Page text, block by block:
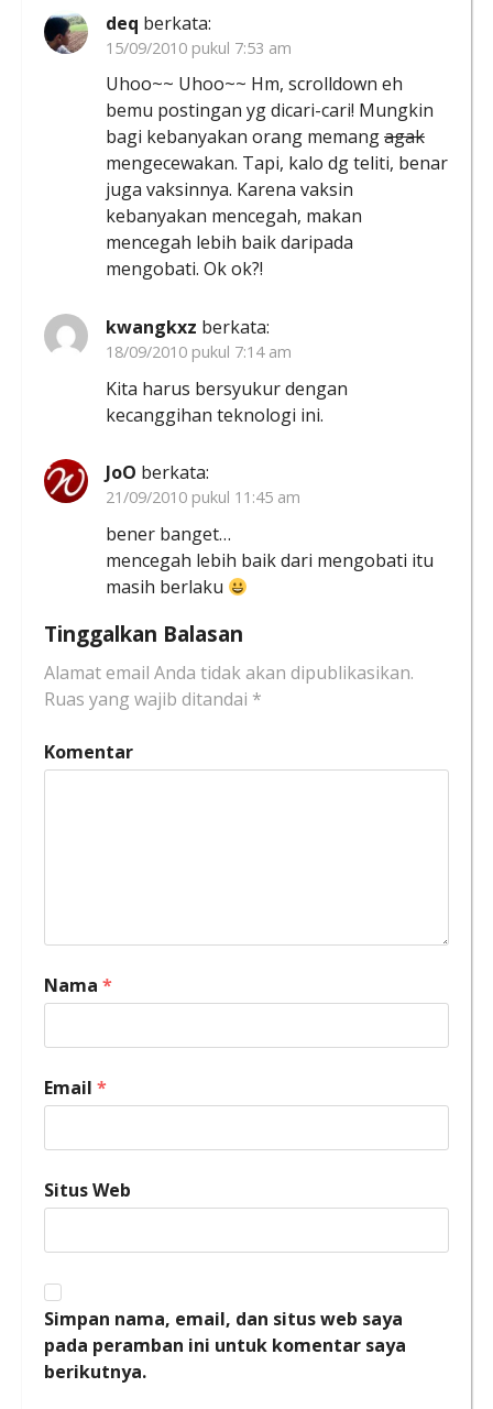
deq berkata:
15/09/2010 pukul 7:53 am
Uhoo~~ Uhoo~~ Hm, scrolldown eh
bemu postingan yg dicari-cari! Mungkin
bagi kebanyakan orang memangagak
mengecewakan. Tapi, kalo dg teliti, benar
juga vaksinnya. Karena vaksin
kebanyakan mencegah, makan
mencegah lebih baik daripada
mengobati. Ok ok?!
kwangkxz berkata:
18/09/2010 pukul 7:14 am
Kita harus bersyukur dengan
kecanggihan teknologi ini.
JoO berkata:
21/09/2010 pukul 11:45 am
bener banget…
mencegah lebih baik dari mengobati itu
masih berlaku
Tinggalkan Balasan
Alamat email Anda tidak akan dipublikasikan.
Ruas yang wajib ditandai *
Komentar
Nama *
Email *
Situs Web
Simpan nama, email, dan situs web saya
pada peramban ini untuk komentar saya
berikutnya.